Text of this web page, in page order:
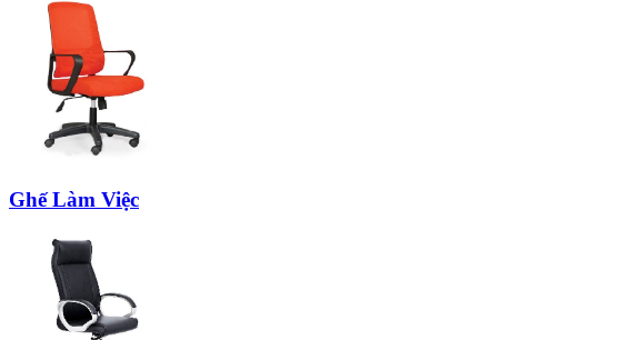
Ghế Làm Việc